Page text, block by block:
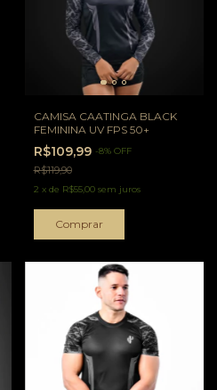
CAMISA CAATINGA BLACK
FEMININA UV FPS 50+
R$109,99 -8% OFF
R$119,90
2 x de R$55,00 sem juros
Comprar